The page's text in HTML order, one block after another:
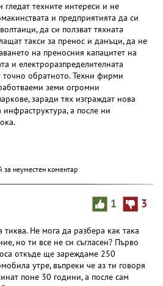
гледат техните интереси и не
и предприятията да си
да си ползват тяхната
такси за пренос и данъци, да не
на преносния капацитет на
и електроразпределителната
точно обратното. Техни фирми
земи огромни
заради тях изграждат нова
инфраструктура, а после ни
за неуместен коментар
1 3
тиква. Не мога да разбера как така
но ти все не си съгласен? Първо
откъде ще зареждаме 250
утре, въпреки че аз ти говоря
поне 30 години, а после сам